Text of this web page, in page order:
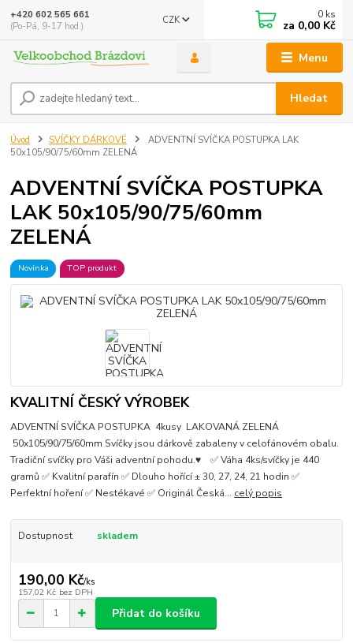
Menu
CZK
Hledat
+420 602 565 661
(Po-Pá, 9-17 hod.)
0 ks
za 0,00 Kč
Úvod SVÍČKY DÁRKOVÉ
ADVENTNÍ SVÍČKA POSTUPKA LAK
50x105/90/75/60mm ZELENÁ
ADVENTNÍ SVÍČKA POSTUPKA
LAK 50x105/90/75/60mm
ZELENÁ
Novinka TOP produkt
KVALITNÍ ČESKÝ VÝROBEK
ADVENTNÍ SVÍČKA POSTUPKA 4kusy LAKOVANÁ ZELENÁ
50x105/90/75/60mm Svíčky jsou dárkově zabaleny v celofánovém obalu.
Tradiční svíčky pro Váši adventní pohodu.♥ ✅ Váha 4ks/svíčky je 440
gramů ✅ Kvalitní parafín ✅ Dlouho hořící ± 30, 27, 24, 21 hodin ✅
Perfektní hoření ✅ Nestékavé ✅ Originál Česká... celý popis
Dostupnost skladem
190,00 Kč/ks
157,02 Kč bez DPH
Přidat do košíku